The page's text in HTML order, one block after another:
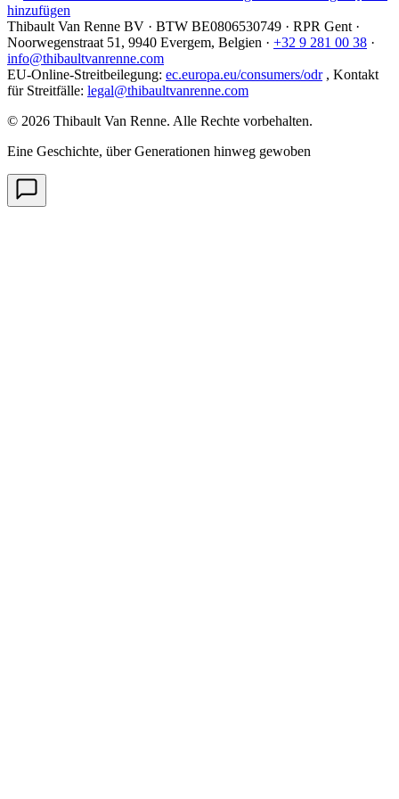
hinzufügen
Thibault Van Renne BV · BTW BE0806530749 · RPR Gent ·
Noorwegenstraat 51, 9940 Evergem, Belgien · +32 9 281 00 38 ·
info@thibaultvanrenne.com
EU-Online-Streitbeilegung: ec.europa.eu/consumers/odr , Kontakt
für Streitfälle: legal@thibaultvanrenne.com
© 2026 Thibault Van Renne. Alle Rechte vorbehalten.
Eine Geschichte, über Generationen hinweg gewoben